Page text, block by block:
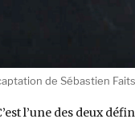
de Sébastien
l’une des deux